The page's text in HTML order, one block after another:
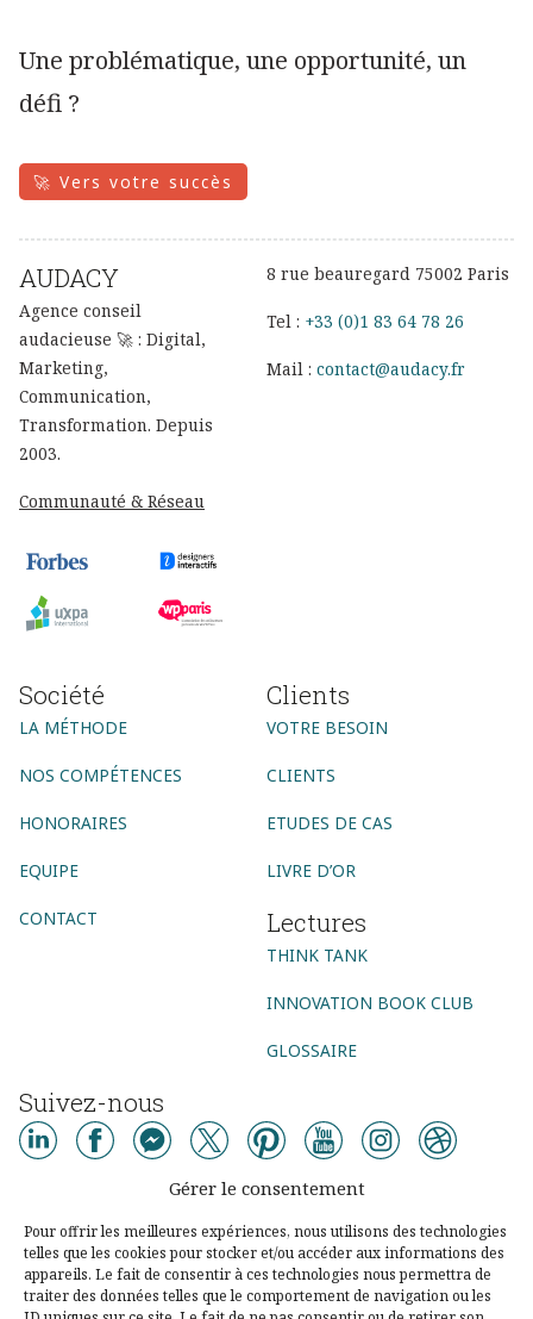
Gérer le consentement
Pour offrir les meilleures expériences, nous utilisons des technologies
telles que les cookies pour stocker et/ou accéder aux informations des
appareils. Le fait de consentir à ces technologies nous permettra de
traiter des données telles que le comportement de navigation ou les
Une problématique, une opportunité, un
défi ?
🚀 Vers votre succès
AUDACY
Agence conseil
audacieuse 🚀 : Digital,
Marketing,
Communication,
Transformation. Depuis
2003.
Communauté & Réseau
8 rue beauregard 75002 Paris
Tel : +33 (0)1 83 64 78 26
Mail : contact@audacy.fr
Société
LA MÉTHODE
NOS COMPÉTENCES
HONORAIRES
EQUIPE
CONTACT
Clients
VOTRE BESOIN
CLIENTS
ETUDES DE CAS
LIVRE D’OR
Lectures
THINK TANK
INNOVATION BOOK CLUB
GLOSSAIRE
Suivez-nous
AGENCE CONSEIL
AGENCE DIGITALE
AGENCE COMMUNICATION DIGITALE
AGENCE MARKETING DIGITAL
AGENCE SOCIAL MEDIA
AGENCE UX DESIGN PARIS
CONSEIL DIGITAL